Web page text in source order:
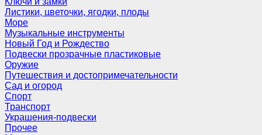
Листики, цветочки, ягодки, плоды
Море
Музыкальные инструменты
Новый Год и Рождество
Подвески прозрачные пластиковые
Оружие
Путешествия и достопримечательности
Сад и огород
Спорт
Транспорт
Украшения-подвески
Прочее